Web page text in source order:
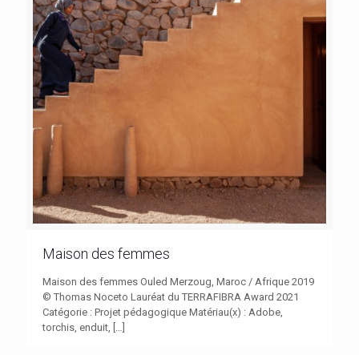
Maison des femmes
Maison des femmes Ouled Merzoug, Maroc / Afrique 2019
© Thomas Noceto Lauréat du TERRAFIBRA Award 2021
Catégorie : Projet pédagogique Matériau(x) : Adobe,
torchis, enduit, […]